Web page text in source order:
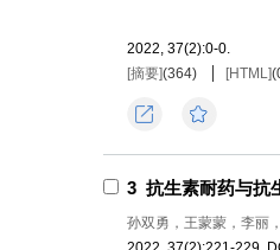
2022, 37(2):0-0.
[摘要](364) [HTML](
3 抗生素耐药与抗
孙双勇，王蒙蒙，李丽